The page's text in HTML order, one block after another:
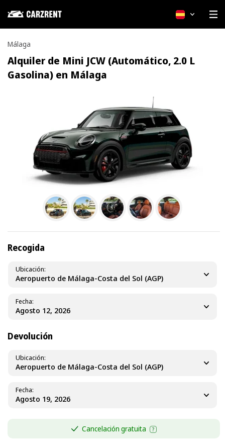
Español
Málaga
Alquiler de Mini JCW (Automático, 2.0 L
Gasolina) en Málaga
Recogida
Aeropuerto de Málaga-Costa del Sol (AGP)
Ubicación
Fecha
Devolución
Aeropuerto de Málaga-Costa del Sol (AGP)
Ubicación
Fecha
Cancelación gratuita